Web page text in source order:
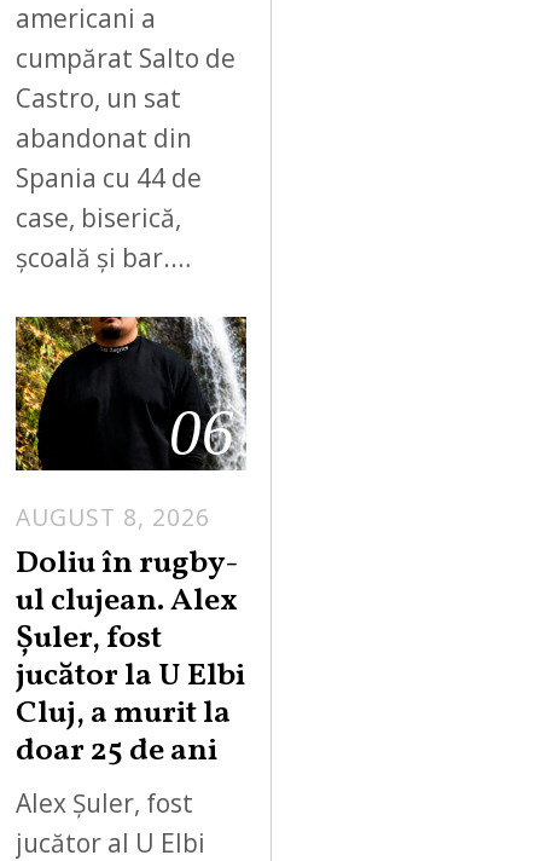
americani a
cumpărat Salto de
Castro, un sat
abandonat din
Spania cu 44 de
case, biserică,
școală și bar.…
06
AUGUST 8, 2026
Doliu în rugby-
ul clujean. Alex
Șuler, fost
jucător la U Elbi
Cluj, a murit la
doar 25 de ani
Alex Șuler, fost
jucător al U Elbi